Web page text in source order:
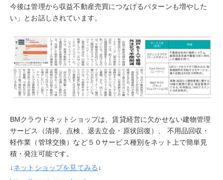
今後は管理から収益不動産売買につなげるパターンも増やした
い」とお話しされています。
BMクラウドネットショップは、賃貸経営に欠かせない建物管理
サービス（清掃、点検、退去立会・原状回復）、 不用品回収・
軽作業（管球交換）など５０サービス種別をネット上で簡単見
積・発注可能です。
↓ネットショップを見てみる ↓